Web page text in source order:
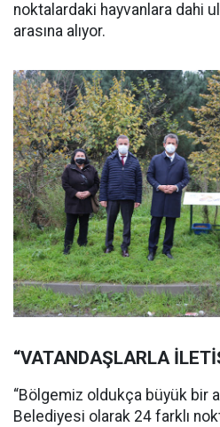
noktalardaki hayvanlara dahi
arasına alıyor.
“VATANDAŞLARLA
“Bölgemiz oldukça büyük bir
Belediyesi olarak 24 farklı